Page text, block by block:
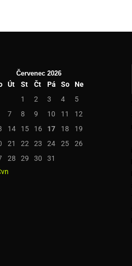
Červenec 2026
Út St Čt Pá So
Ne
1
2 3 4
5
7 8 9 10 11
12
14 15 16 17 18
19
21 22 23 24 25
26
28 29 30
31